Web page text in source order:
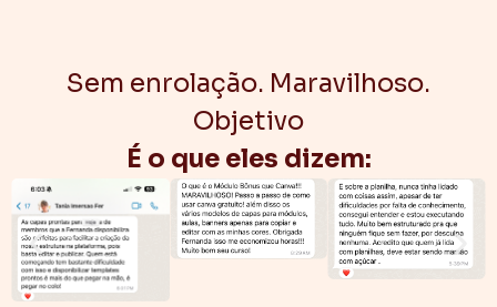
Sem enrolação. Maravilhoso.
Objetivo
É o que eles dizem: